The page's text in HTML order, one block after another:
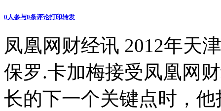
0 人参与0条评论打印转发
凤凰网财经讯 2012年天
保罗.卡加梅接受凤凰网
长的下一个关键点时，